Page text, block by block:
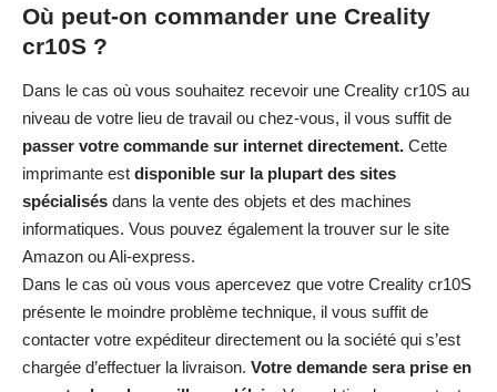
Où peut-on commander une Creality
cr10S ?
Dans le cas où vous souhaitez recevoir une Creality cr10S au
niveau de votre lieu de travail ou chez-vous, il vous suffit de
passer votre commande sur internet directement. Cette
imprimante est disponible sur la plupart des sites
spécialisés dans la vente des objets et des machines
informatiques. Vous pouvez également la trouver sur le site
Amazon ou Ali-express.
Dans le cas où vous vous apercevez que votre Creality cr10S
présente le moindre problème technique, il vous suffit de
contacter votre expéditeur directement ou la société qui s’est
chargée d’effectuer la livraison. Votre demande sera prise en